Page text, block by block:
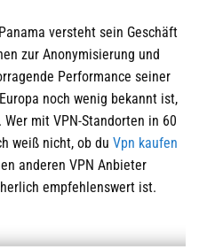
versteht sein Geschäft
zur Anonymisierung und
Performance seiner
noch wenig bekannt ist,
mit VPN-Standorten in 60
weiß nicht, ob du Vpn kaufen
anderen VPN Anbieter
empfehlenswert ist.